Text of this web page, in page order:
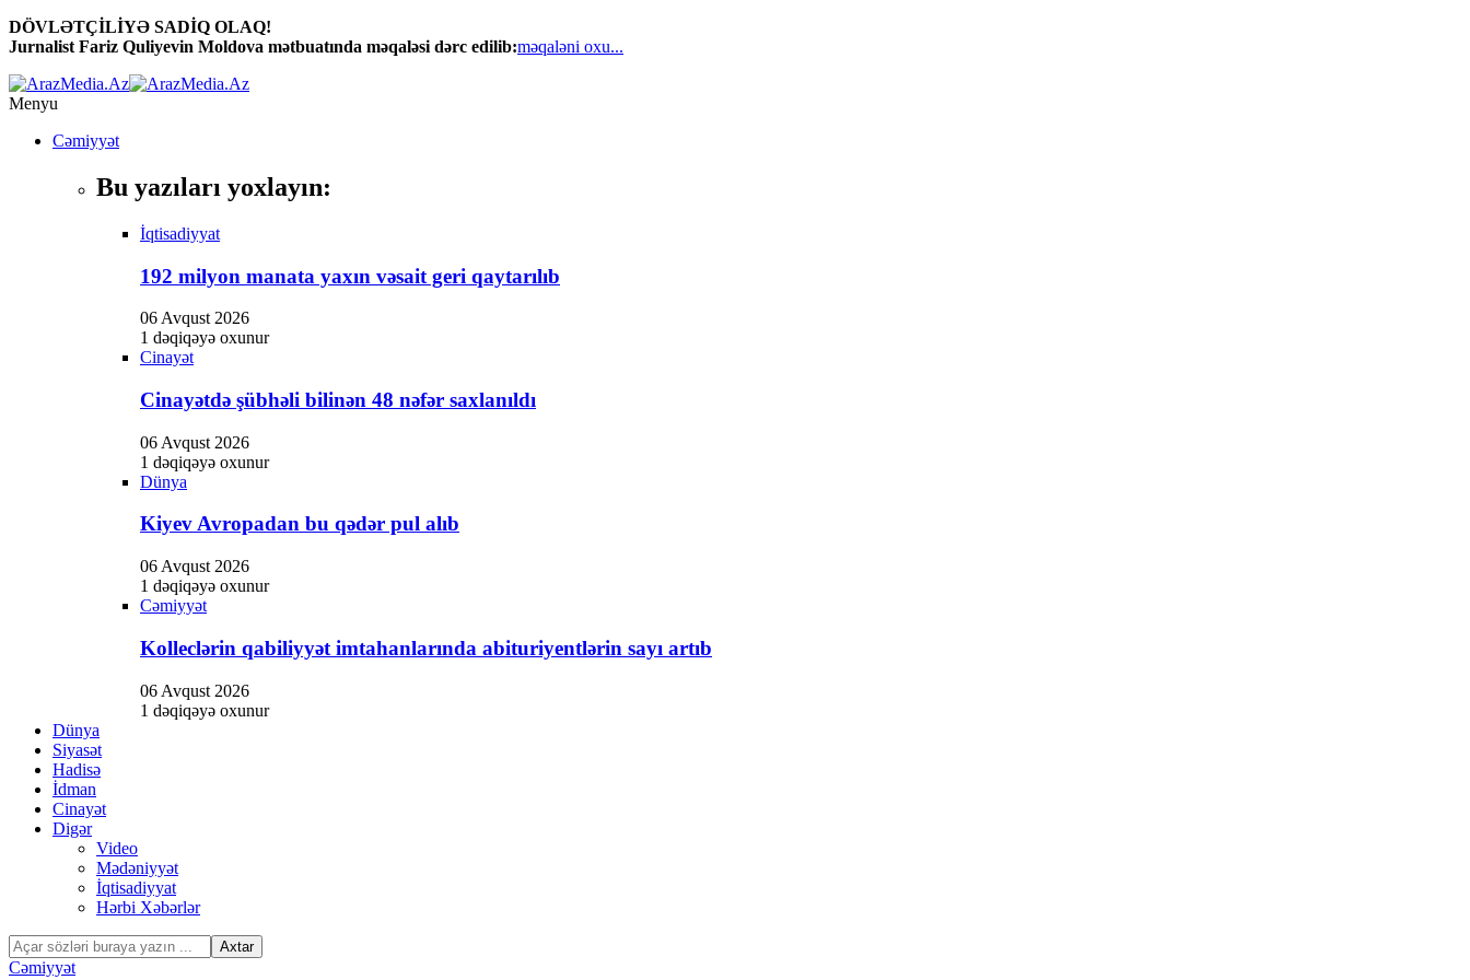
Hacklink panel
Hacklink panel
Backlink paketleri
Hacklink panel
Hacklink panel
Hacklink panel
Hacklink Panel
Hacklink panel
Hacklink panel
Hacklink Panel
DÖVLƏTÇİLİYƏ SADİQ OLAQ!
Jurnalist Fariz Quliyevin Moldova mətbuatında məqaləsi dərc edilib:məqaləni oxu...
Menyu
Cəmiyyət
Bu yazıları yoxlayın:
İqtisadiyyat
192 milyon manata yaxın vəsait geri qaytarılıb
06 Avqust 2026
1 dəqiqəyə oxunur
Cinayət
Cinayətdə şübhəli bilinən 48 nəfər saxlanıldı
06 Avqust 2026
1 dəqiqəyə oxunur
Dünya
Kiyev Avropadan bu qədər pul alıb
06 Avqust 2026
1 dəqiqəyə oxunur
Cəmiyyət
Kolleclərin qabiliyyət imtahanlarında abituriyentlərin sayı artıb
06 Avqust 2026
1 dəqiqəyə oxunur
Dünya
Siyasət
Hadisə
İdman
Cinayət
Digər
Video
Mədəniyyət
İqtisadiyyat
Hərbi Xəbərlər
Cəmiyyət